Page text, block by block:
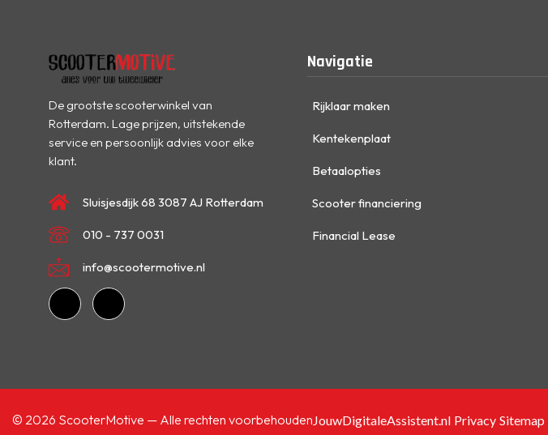
De grootste scooterwinkel van
Rotterdam. Lage prijzen, uitstekende
service en persoonlijk advies voor elke
klant.
Sluisjesdijk 68 3087 AJ Rotterdam
010 - 737 0031
info@scootermotive.nl
Navigatie
Rijklaar maken
Kentekenplaat
Betaalopties
Scooter financiering
Financial Lease
© 2026 ScooterMotive — Alle rechten voorbehouden JouwDigitaleAssistent.nl Privacy Sitemap